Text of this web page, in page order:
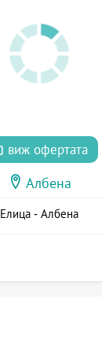
виж офертата
Албена
Елица - Албена